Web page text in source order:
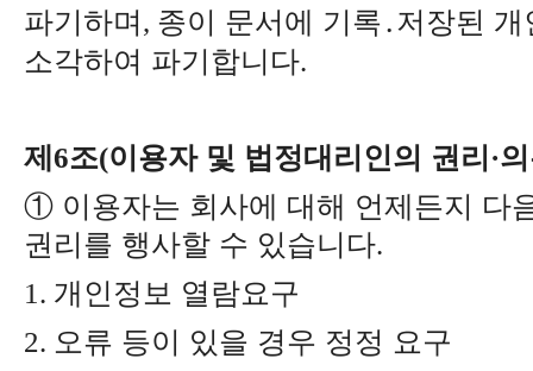
파기하며, 종이 문서에 기록 ․저장된
소각하여 파기합니다.
제6조(이용자 및 법정대리인의 권리·
① 이용자는 회사에 대해 언제든지 다
권리를 행사할 수 있습니다.
1. 개인정보 열람요구
2. 오류 등이 있을 경우 정정 요구